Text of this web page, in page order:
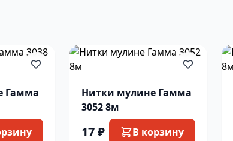
Гамма
Нитки мулине Гамма
3052 8м
17 ₽ В корзину